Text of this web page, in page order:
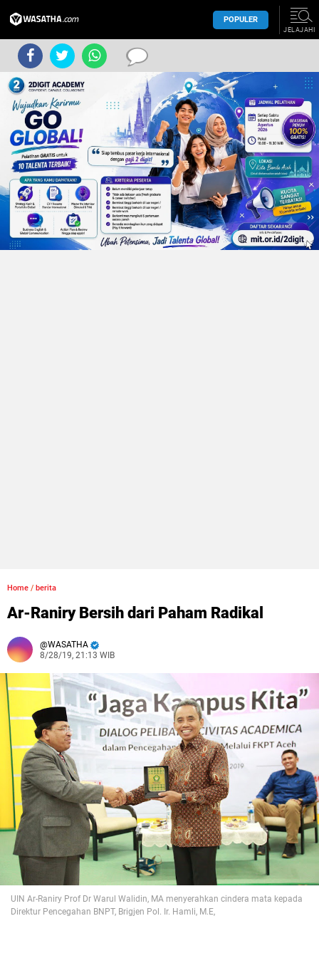
POPULER
JELAJAHI
Home / berita
Ar-Raniry Bersih dari Paham Radikal
WASATHA
8/28/19, 21:13 WIB
UIN Ar-Raniry Prof Dr Warul Walidin, MA menyerahkan cindera mata kepada
Direktur Pencegahan BNPT, Brigjen Pol. Ir. Hamli, M.E,